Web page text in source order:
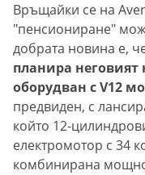
Връщайки се на
"пенсиониране"
добрата новина е,
планира
оборудван с V12
предвиден, с
който 12-
електромотор с 34
комбинирана